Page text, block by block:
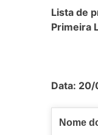
Lista de
Primeira
Data:
Nome